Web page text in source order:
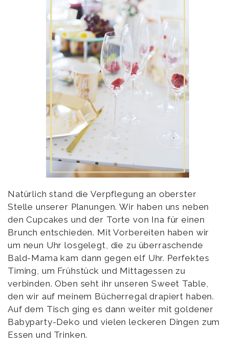
Natürlich stand die Verpflegung an oberster
Stelle unserer Planungen. Wir haben uns neben
den Cupcakes und der Torte von Ina für einen
Brunch entschieden. Mit Vorbereiten haben wir
um neun Uhr losgelegt, die zu überraschende
Bald-Mama kam dann gegen elf Uhr. Perfektes
Timing, um Frühstück und Mittagessen zu
verbinden. Oben seht ihr unseren Sweet Table,
den wir auf meinem Bücherregal drapiert haben.
Auf dem Tisch ging es dann weiter mit goldener
Babyparty-Deko und vielen leckeren Dingen zum
Essen und Trinken.